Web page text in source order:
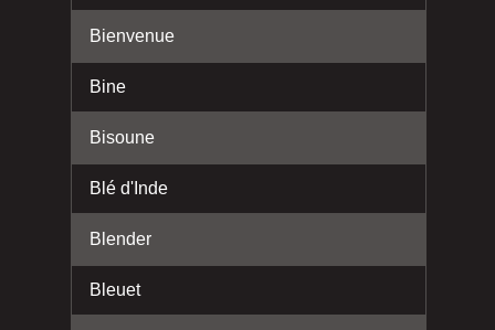
Bienvenue
Bine
Bisoune
Blé d'Inde
Blender
Bleuet